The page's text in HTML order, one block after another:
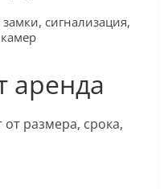
замки, сигнализация,
аренда
размера, срока,